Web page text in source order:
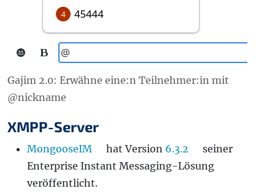
Gajim 2.0: Erwähne eine:n Teilnehmer:in mit
@nickname
XMPP-Server
MongooseIM hat Version 6.3.2
seiner
Enterprise Instant Messaging-Lösung
veröffentlicht.